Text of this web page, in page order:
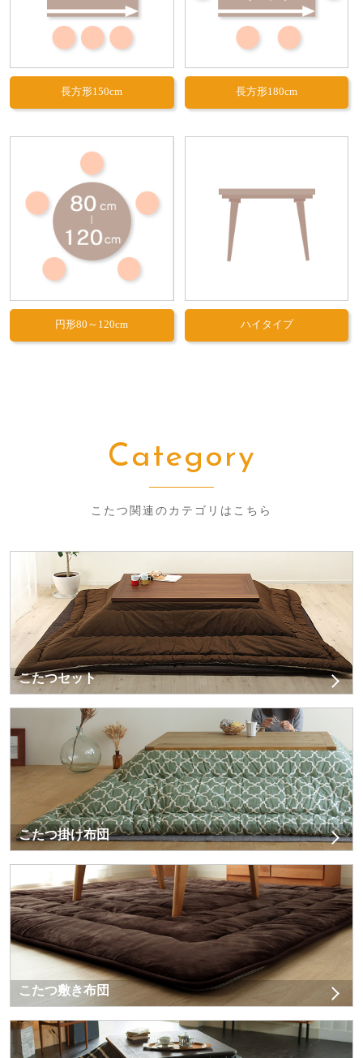
長方形150cm 長方形180cm
円形80～120cm ハイタイプ
Category
こたつ関連のカテゴリはこちら
こたつセット
こたつ掛け布団
こたつ敷き布団